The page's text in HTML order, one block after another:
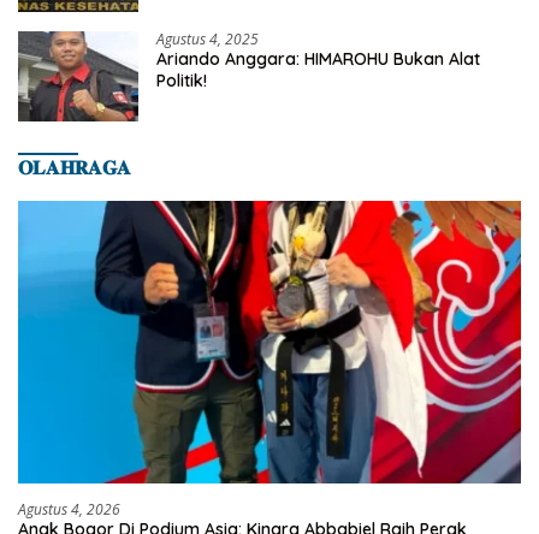
Agustus 4, 2025
Ariando Anggara: HIMAROHU Bukan Alat
Politik!
𝐎𝐋𝐀𝐇𝐑𝐀𝐆𝐀
Agustus 4, 2026
Anak Bogor Di Podium Asia: Kinara Abbabiel Raih Perak